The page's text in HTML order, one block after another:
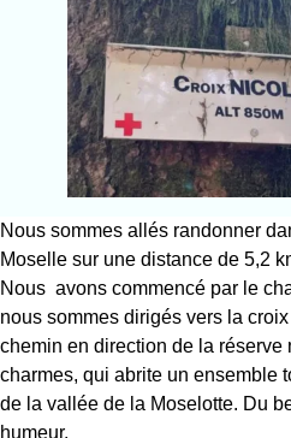
Nous sommes allés randonner
Moselle sur une distance de 5,2
Nous avons commencé par le
nous sommes dirigés vers la
chemin en direction de la
charmes, qui abrite un ensemble
de la vallée de la Moselotte. Du
humeur.